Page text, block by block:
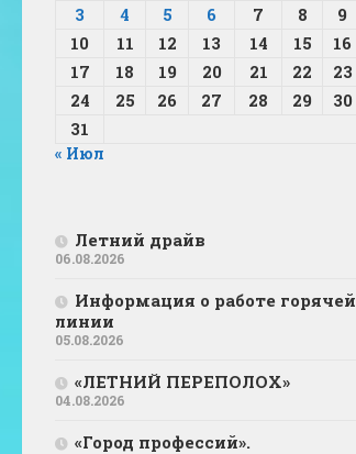
3
4 5 6 7 8
9
10
11 12 13 14 15
16
17
18 19 20 21 22
23
24
25 26 27 28 29
30
31
« Июл
Летний драйв
06.08.2026
Информация о работе горячей
линии
05.08.2026
«ЛЕТНИЙ ПЕРЕПОЛОХ»
04.08.2026
«Город профессий».